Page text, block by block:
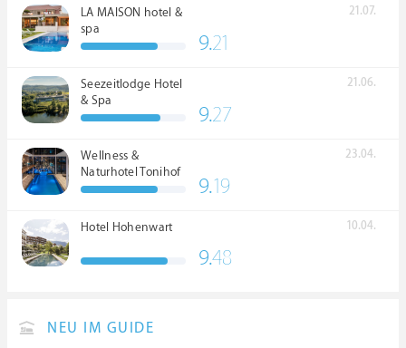
LA MAISON hotel &
spa
21.07.
9.21
Seezeitlodge Hotel
& Spa
21.06.
9.27
Wellness &
Naturhotel Tonihof
****S
23.04.
9.19
Hotel Hohenwart 10.04.
9.48
NEU IM GUIDE